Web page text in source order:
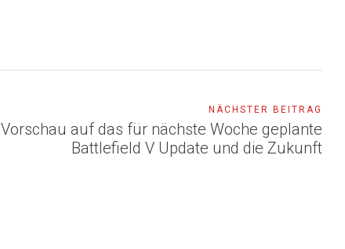
NÄCHSTER BEITRAG
Vorschau auf das für nächste Woche geplante
Battlefield V Update und die Zukunft